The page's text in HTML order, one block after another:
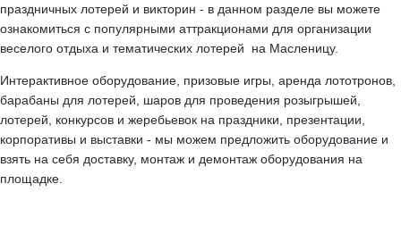
праздничных лотерей и викторин - в данном разделе вы можете
ознакомиться с популярными аттракционами для организации
веселого отдыха и тематических лотерей на Масленицу.
Интерактивное оборудование, призовые игры, аренда лототронов,
барабаны для лотерей, шаров для проведения розыгрышей,
лотерей, конкурсов и жеребьевок на праздники, презентации,
корпоративы и выставки - мы можем предложить оборудование и
взять на себя доставку, монтаж и демонтаж оборудования на
площадке.